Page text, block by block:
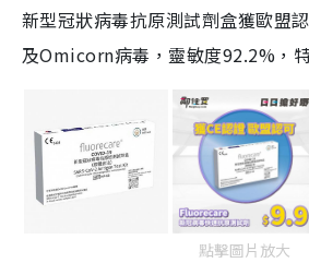
新型冠狀病毒抗原測試劑盒獲歐盟
及Omicorn病毒，靈敏度92.2%，
點擊圖片放大